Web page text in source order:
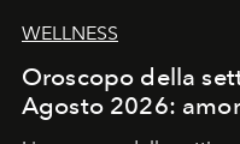
WELLNESS
Oroscopo della
Agosto 2026: